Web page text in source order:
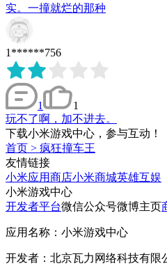
实。一撞就烂的那种
1******756
1
1
玩不了啊，加不进去。
下载小米游戏中心，参与互动！
首页 > 疯狂撞车王
友情链接
小米应用商店小米商城英雄互娱
小米游戏中心
开发者平台微信公众号微博主页
应用名称：小米游戏中心
开发者：北京瓦力网络科技有限